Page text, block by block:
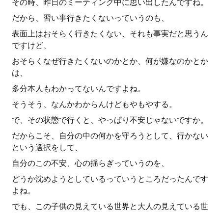
その時、昨日のミーティング中に思い出したんですね。
だから、習い事行きたくないっていうのも、
表面上はおそらく行きたくない、それも事実だと思うん
ですけど、
おそらくなぜ行きたくないのかとか、何が嫌なのかとか
は、
多分本人もわかってないんですよね。
そうそう、なんかわからんけどもやもやする。
で、その状態で行くと、やっぱり不安じゃないですか。
だからこそ、自分の中の何かを守ろうとして、行かない
という選択をして、
自分のこの不安、心の揺らぎっていうのを、
どうか沈めようとしているっていうところだったんです
よね。
でも、この子供の見えている世界と大人の見えている世